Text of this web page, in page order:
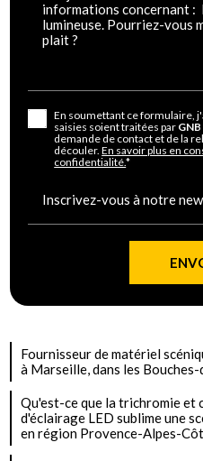
En soumettant ce formulaire,
saisies soient traitées par
demande de contact et de la
découler.En savoir plus en
confidentialité.*
Inscrivez-vous à notre
Fournisseur de matériel
à Marseille, dans les
Qu'est-ce que la trichromie et
d'éclairage LED sublime une
en région Provence-Alpes-